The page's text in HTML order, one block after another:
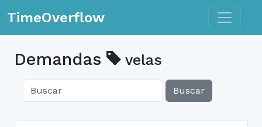
TimeOverflow Toggle
Demandas velas
Buscar